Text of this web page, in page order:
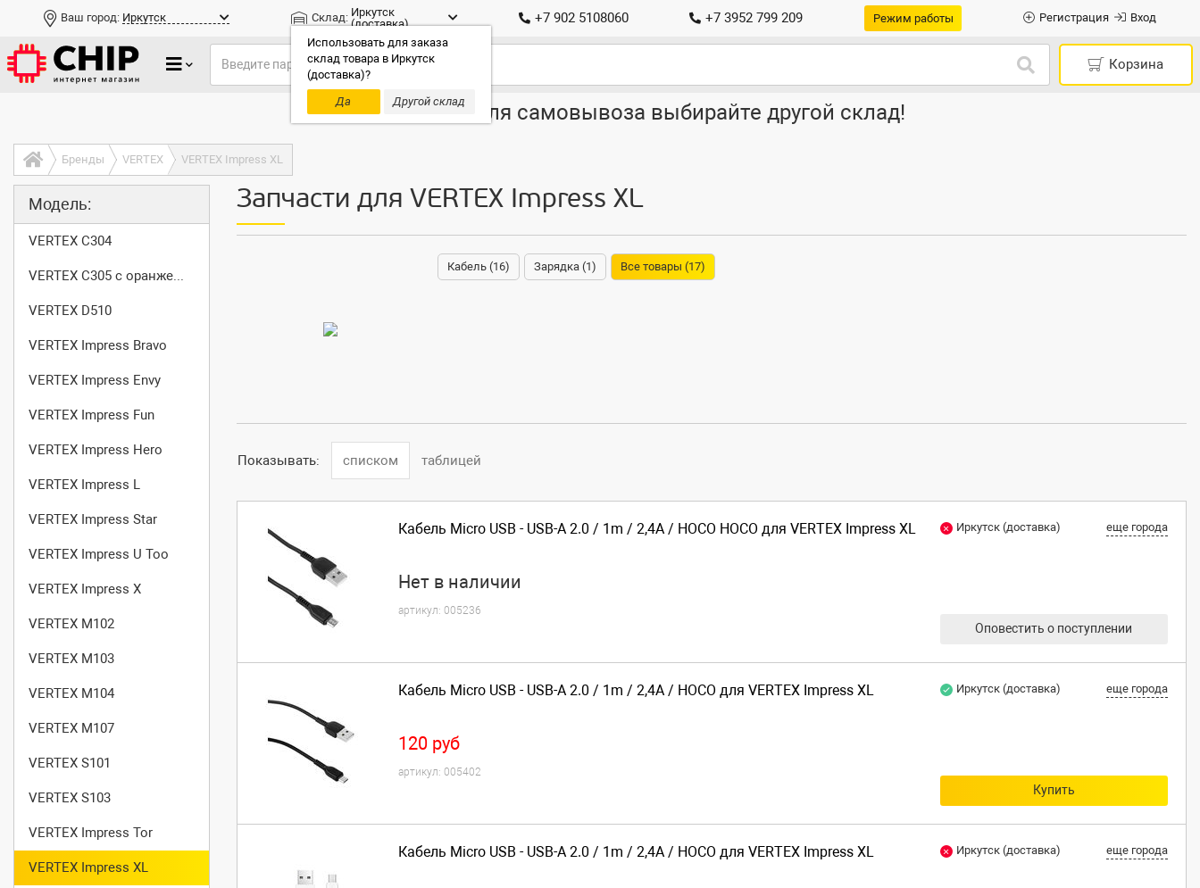
Ваш город: Иркутск Склад: Иркутск
(доставка)
Использовать для заказа
склад товара в Иркутск
(доставка)?
Да
Другой склад
+7 902 5108060 +7 3952 799 209 Режим работы Регистрация Вход
Корзина
Только доставка, для самовывоза выбирайте другой склад!
Бренды VERTEX VERTEX Impress XL
Модель:
VERTEX C304
VERTEX C305 с оранжевой кнопкой SOS
VERTEX D510
VERTEX Impress Bravo
VERTEX Impress Envy
VERTEX Impress Fun
VERTEX Impress Hero
VERTEX Impress L
VERTEX Impress Star
VERTEX Impress U Too
VERTEX Impress X
VERTEX M102
VERTEX M103
VERTEX M104
VERTEX M107
VERTEX S101
VERTEX S103
VERTEX Impress Tor
VERTEX Impress XL
Запчасти для VERTEX Impress XL
Кабель (16) Зарядка (1) Все товары (17)
Показывать: списком таблицей
Кабель Micro USB - USB-A 2.0 / 1m / 2,4A / HOCO HOCO для VERTEX Impress XL
Нет в наличии
артикул: 005236
Иркутск (доставка) еще города
Оповестить о поступлении
Кабель Micro USB - USB-A 2.0 / 1m / 2,4A / HOCO для VERTEX Impress XL
120 руб
артикул: 005402
Иркутск (доставка) еще города
Купить
Кабель Micro USB - USB-A 2.0 / 1m / 2,4A / HOCO для VERTEX Impress XL Иркутск (доставка) еще города